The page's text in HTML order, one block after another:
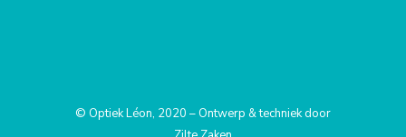
© Optiek Léon, 2020 – Ontwerp & techniek door